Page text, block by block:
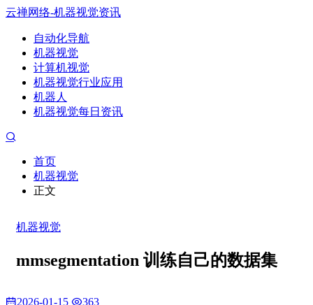
云禅网络-机器视觉资讯
自动化导航
机器视觉
计算机视觉
机器视觉行业应用
机器人
机器视觉每日资讯
首页
机器视觉
正文
机器视觉
mmsegmentation 训练自己的数据集
2026-01-15
363